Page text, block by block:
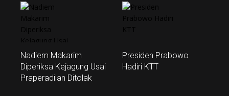
Nadiem Makarim
Diperiksa Kejagung Usai
Praperadilan Ditolak
Presiden Prabowo
Hadiri KTT